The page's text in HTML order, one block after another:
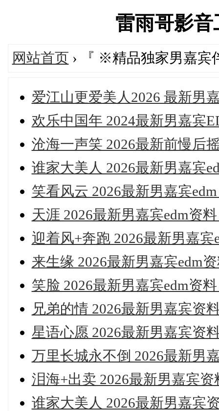
雷雨哥影
网站首页 › 『 ※精品独家男嘉
爱江山更爱美人2026 最新男
欢乐中国年 2024最新男嘉宾
沧海一声笑 2026最新前慢后
谁家大美人 2026最新男嘉宾
笑看风云 2026最新男嘉宾
天涯 2026最新男嘉宾edm资
迎着风+奔跑 2026最新男嘉宾
来生缘 2026最新男嘉宾edm
笑脸 2026最新男嘉宾edm资
兄弟的情 2026最新男嘉宾资
星语心愿 2026最新男嘉宾资
万里长城永不倒 2026最新男
泪海+出卖 2026最新男嘉宾资
谁家大美人 2026最新男嘉宾